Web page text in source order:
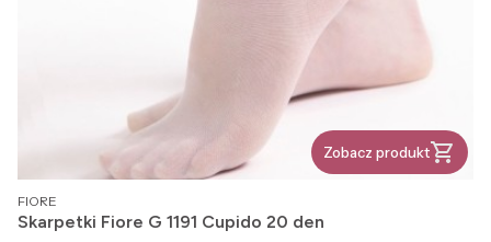
Zobacz produkt
PRODUCENT
FIORE
Skarpetki Fiore G 1191 Cupido 20 den